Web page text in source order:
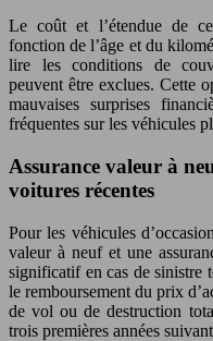
Le coût et l’étendue de
fonction de l’âge et du
lire les conditions de
peuvent être exclues. Cette
mauvaises surprises
fréquentes sur les véhicules
Assurance valeur à
voitures récentes
Pour les véhicules
valeur à neuf et une
significatif en cas de sinistre
le remboursement du prix
de vol ou de destruction
trois premières années